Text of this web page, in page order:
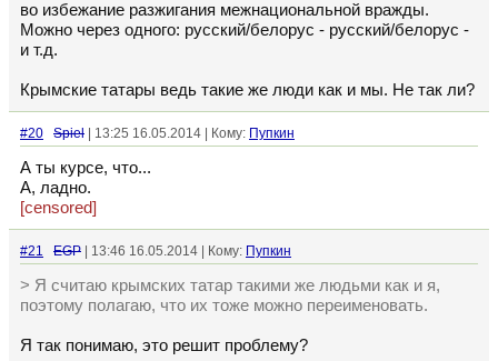
во избежание разжигания межнациональной вражды.
Можно через одного: русский/белорус - русский/белорус -
и т.д.
Крымские татары ведь такие же люди как и мы. Не так ли?
#20 Spiel | 13:25 16.05.2014 | Кому: Пупкин
А ты курсе, что...
А, ладно.
[censored]
#21 EGP | 13:46 16.05.2014 | Кому: Пупкин
> Я считаю крымских татар такими же людьми как и я,
поэтому полагаю, что их тоже можно переименовать.
Я так понимаю, это решит проблему?